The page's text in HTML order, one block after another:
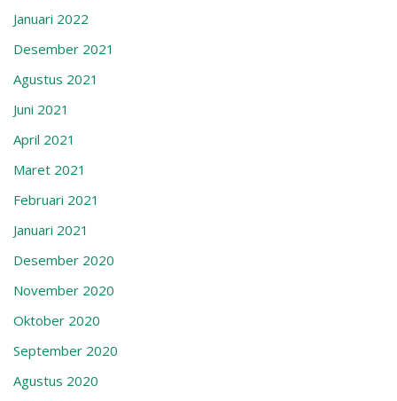
Januari 2022
Desember 2021
Agustus 2021
Juni 2021
April 2021
Maret 2021
Februari 2021
Januari 2021
Desember 2020
November 2020
Oktober 2020
September 2020
Agustus 2020